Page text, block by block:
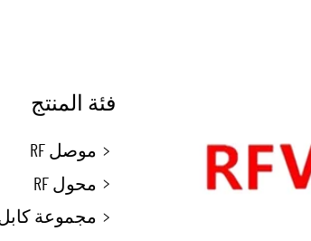
فئة المنتج
موصل RF
محول RF
مجموعة